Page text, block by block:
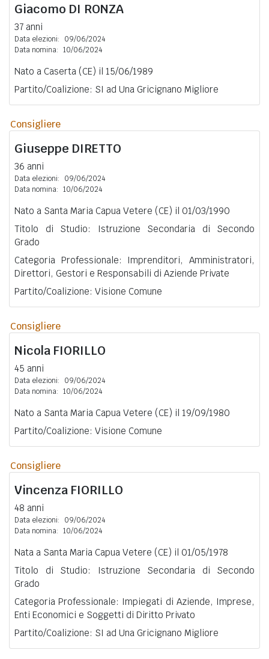
Giacomo DI RONZA
37 anni
Data elezioni:
09/06/2024
Data nomina: 10/06/2024
Nato a Caserta (CE) il 15/06/1989
Partito/Coalizione: SI ad Una Gricignano Migliore
Consigliere
Giuseppe DIRETTO
36 anni
Data elezioni:
09/06/2024
Data nomina: 10/06/2024
Nato a Santa Maria Capua Vetere (CE) il 01/03/1990
Titolo di Studio: Istruzione Secondaria di Secondo
Grado
Categoria Professionale: Imprenditori, Amministratori,
Direttori, Gestori e Responsabili di Aziende Private
Partito/Coalizione: Visione Comune
Consigliere
Nicola FIORILLO
45 anni
Data elezioni:
09/06/2024
Data nomina: 10/06/2024
Nato a Santa Maria Capua Vetere (CE) il 19/09/1980
Partito/Coalizione: Visione Comune
Consigliere
Vincenza FIORILLO
48 anni
Data elezioni:
09/06/2024
Data nomina: 10/06/2024
Nata a Santa Maria Capua Vetere (CE) il 01/05/1978
Titolo di Studio: Istruzione Secondaria di Secondo
Grado
Categoria Professionale: Impiegati di Aziende, Imprese,
Enti Economici e Soggetti di Diritto Privato
Partito/Coalizione: SI ad Una Gricignano Migliore